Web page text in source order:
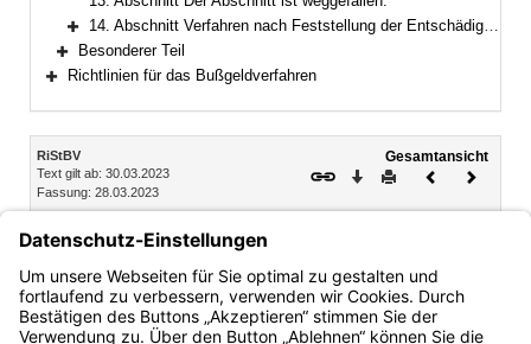
Bereich erweitern
14. Abschnitt Verfahren nach Feststellung der Entschädigungspflicht nach dem Gesetz über die Entschädigung für Strafverfolgungsmaßnahmen
Bereich erweitern
Besonderer Teil
Richtlinien für das Bußgeldverfahren
Inhalt
RiStBV
Text gilt ab: 30.03.2023
Fassung: 28.03.2023
Gesamtansicht
Download
DruckenVorheriges
15. Öffentliches Interesse bei Privatklagesachen
86 Allgemeines
87 Verweisung auf die Privatklage